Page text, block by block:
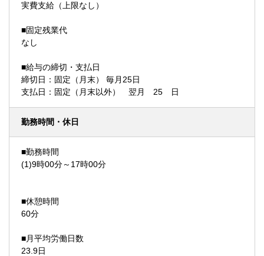
実費支給（上限なし）
■固定残業代
なし
■給与の締切・支払日
締切日：固定（月末） 毎月25日
支払日：固定（月末以外） 翌月 25 日
勤務時間・休日
■勤務時間
(1)9時00分～17時00分
■休憩時間
60分
■月平均労働日数
23.9日